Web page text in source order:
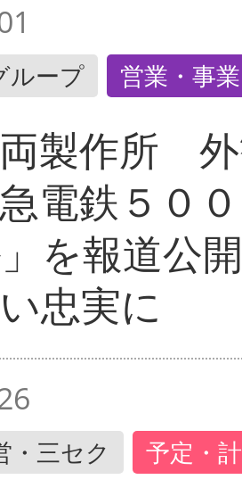
ループ 営業・事
製作所
電鉄５０
を報道公
忠実に
・三セク 予定・